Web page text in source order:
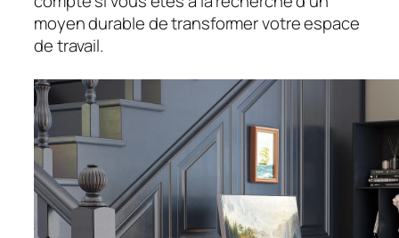
moyen durable de transformer votre espace
de travail.